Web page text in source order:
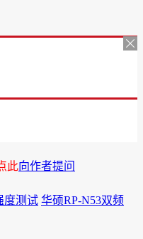
此向作者提问
度测试 华硕RP-N53双频